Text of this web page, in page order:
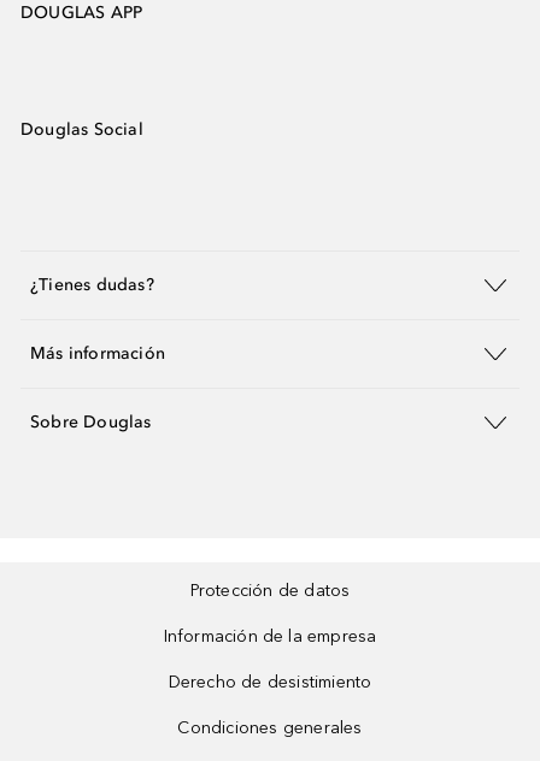
DOUGLAS APP
Douglas Social
¿Tienes dudas?
Más información
Sobre Douglas
Protección de datos
Información de la empresa
Derecho de desistimiento
Condiciones generales